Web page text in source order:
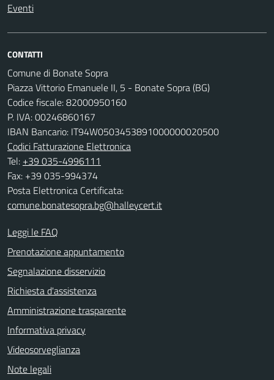
Eventi
CONTATTI
Comune di Bonate Sopra
Piazza Vittorio Emanuele II, 5 - Bonate Sopra (BG)
Codice fiscale: 82000950160
P. IVA: 00246860167
IBAN Bancario: IT94W0503453891000000020500
Codici Fatturazione Elettronica
Tel: +39 035-4996111
Fax: +39 035-994374
Posta Elettronica Certificata:
comune.bonatesopra.bg@halleycert.it
Leggi le FAQ
Prenotazione appuntamento
Segnalazione disservizio
Richiesta d'assistenza
Amministrazione trasparente
Informativa privacy
Videosorveglianza
Note legali